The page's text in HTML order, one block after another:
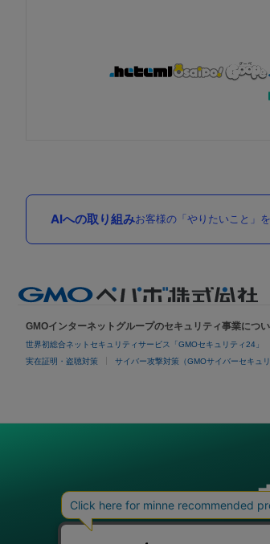
AIへの取り組みお客様の「やりたいこと」
GMOインターネットグループのセキュリティ事業につ
世界初総合ネットセキュリティサービス「GMOセキュリティ24」
実在証明・盗聴対策 サイバー攻撃対策（GMOサイバーセキュ